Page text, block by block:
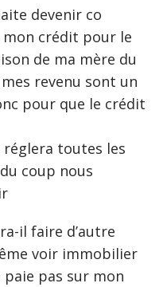
devenir co
crédit pour le
de ma mère du
revenu sont un
pour que le crédit
réglera toutes les
coup nous
il faire d’autre
voir immobilier
paie pas sur mon